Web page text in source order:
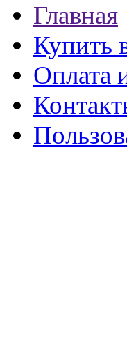
Главная
Купить
Оплата